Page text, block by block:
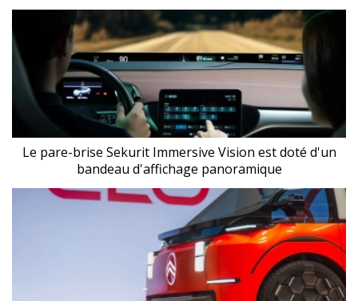
Le pare-brise Sekurit Immersive Vision est doté d'un
bandeau d'affichage panoramique